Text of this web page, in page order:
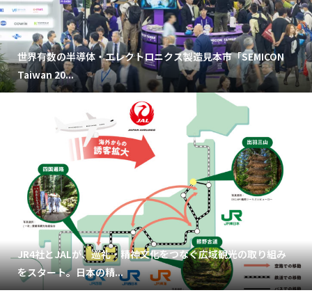
世界有数の半導体・エレクトロニクス製造見本市「SEMICON
Taiwan 20...
JR4社とJALが、巡礼・精神文化をつなぐ広域観光の取り組み
をスタート。日本の精...